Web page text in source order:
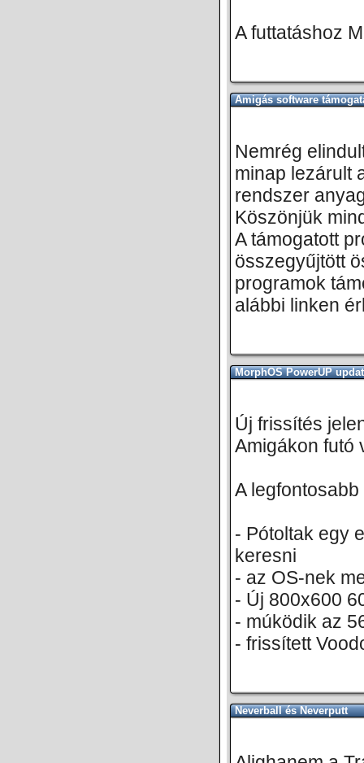
A futtatáshoz
Amigás software
Nemrég
minap lezárult
rendszer
Köszönjük
A támogatott
összegyűjtött
programok
alábbi linken
MorphOS PowerUP
Új frissítés
Amigákon futó
A
- Pótoltak egy
keresni
- az OS-nek
- Új 800x600
- múködik az
- frissített
Neverball és Neverputt